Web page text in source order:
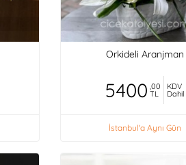
Orkideli Aranjman
5400 ,00
TL
KDV
Dahil
İstanbul'a Aynı Gün